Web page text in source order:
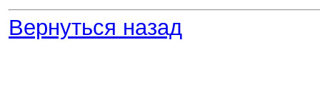
Вернуться назад